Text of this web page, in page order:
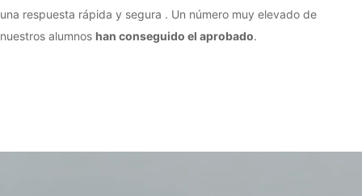
una respuesta rápida y segura . Un número muy elevado de
nuestros alumnos han conseguido el aprobado.